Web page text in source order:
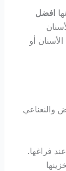
افضل
أو
والنعناعي
فراغها.